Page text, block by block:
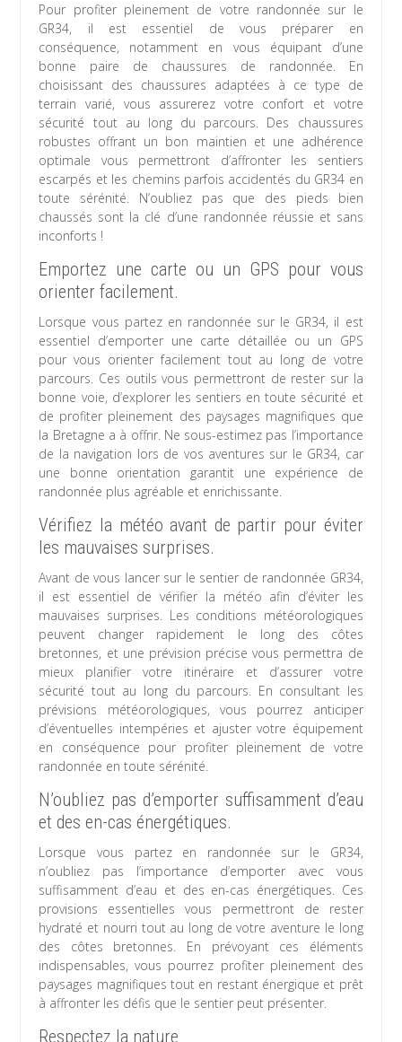
Pour profiter pleinement de votre randonnée sur le
GR34, il est essentiel de vous préparer en
conséquence, notamment en vous équipant d’une
bonne paire de chaussures de randonnée. En
choisissant des chaussures adaptées à ce type de
terrain varié, vous assurerez votre confort et votre
sécurité tout au long du parcours. Des chaussures
robustes offrant un bon maintien et une adhérence
optimale vous permettront d’affronter les sentiers
escarpés et les chemins parfois accidentés du GR34 en
toute sérénité. N’oubliez pas que des pieds bien
chaussés sont la clé d’une randonnée réussie et sans
inconforts !
Emportez une carte ou un GPS pour vous
orienter facilement.
Lorsque vous partez en randonnée sur le GR34, il est
essentiel d’emporter une carte détaillée ou un GPS
pour vous orienter facilement tout au long de votre
parcours. Ces outils vous permettront de rester sur la
bonne voie, d’explorer les sentiers en toute sécurité et
de profiter pleinement des paysages magnifiques que
la Bretagne a à offrir. Ne sous-estimez pas l’importance
de la navigation lors de vos aventures sur le GR34, car
une bonne orientation garantit une expérience de
randonnée plus agréable et enrichissante.
Vérifiez la météo avant de partir pour éviter
les mauvaises surprises.
Avant de vous lancer sur le sentier de randonnée GR34,
il est essentiel de vérifier la météo afin d’éviter les
mauvaises surprises. Les conditions météorologiques
peuvent changer rapidement le long des côtes
bretonnes, et une prévision précise vous permettra de
mieux planifier votre itinéraire et d’assurer votre
sécurité tout au long du parcours. En consultant les
prévisions météorologiques, vous pourrez anticiper
d’éventuelles intempéries et ajuster votre équipement
en conséquence pour profiter pleinement de votre
randonnée en toute sérénité.
N’oubliez pas d’emporter suffisamment d’eau
et des en-cas énergétiques.
Lorsque vous partez en randonnée sur le GR34,
n’oubliez pas l’importance d’emporter avec vous
suffisamment d’eau et des en-cas énergétiques. Ces
provisions essentielles vous permettront de rester
hydraté et nourri tout au long de votre aventure le long
des côtes bretonnes. En prévoyant ces éléments
indispensables, vous pourrez profiter pleinement des
paysages magnifiques tout en restant énergique et prêt
à affronter les défis que le sentier peut présenter.
Respectez la nature